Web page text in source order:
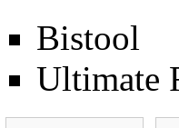
Bistool
Ultimate